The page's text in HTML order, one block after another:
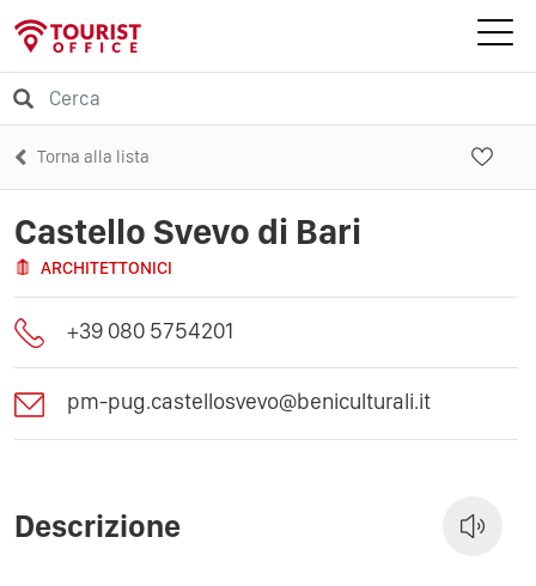
Torna alla lista
Castello Svevo di Bari
ARCHITETTONICI
+39 080 5754201
pm-pug.castellosvevo@beniculturali.it
Descrizione